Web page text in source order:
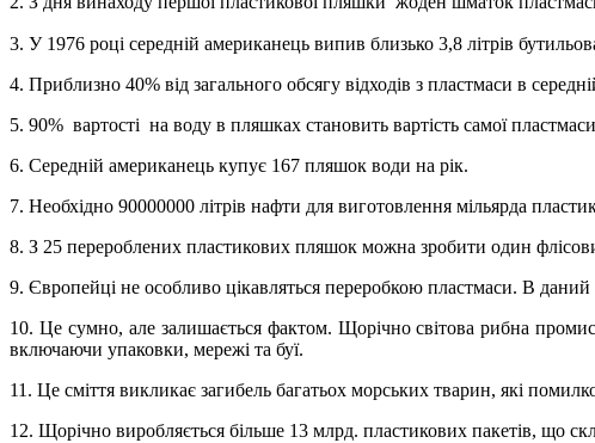
3. У 1976 році середній американець випив близько 3,8 літрів
4. Приблизно 40% від загального обсягу відходів з пластмаси в
5. 90% вартості на воду в пляшках становить вартість самої
6. Середній американець купує 167 пляшок води на рік.
7. Необхідно 90000000 літрів нафти для виготовлення мільярда
8. З 25 перероблених пластикових пляшок можна зробити один
9. Європейці не особливо цікавляться переробкою пластмаси. В
10. Це сумно, але залишається фактом. Щорічно світова рибна
включаючи упаковки, мережі та буї.
11. Це сміття викликає загибель багатьох морських тварин, які
12. Щорічно виробляється більше 13 млрд. пластикових пакетів, що